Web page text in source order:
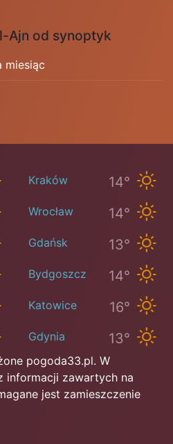
Ajn od synoptyk
miesiąc
Kraków 14°
Wrocław 14°
Gdańsk 13°
Bydgoszcz 14°
Katowice 16°
Gdynia 13°
pogoda33.pl. W
informacji zawartych na
jest zamieszczenie